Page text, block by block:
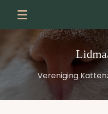
Vereniging